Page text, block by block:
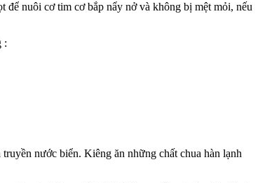
để nuôi cơ tim cơ bắp nẩy nở và không bị mệt mỏi, nếu
:
nước biển. Kiêng ăn những chất chua hàn lạnh